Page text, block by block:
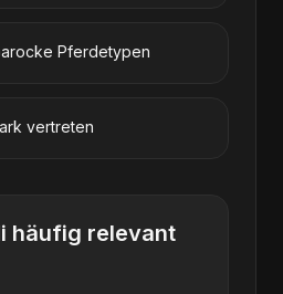
Pferdetypen
vertreten
häufig relevant